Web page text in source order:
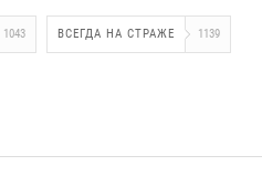
1043 ВСЕГДА НА СТРАЖЕ 1139